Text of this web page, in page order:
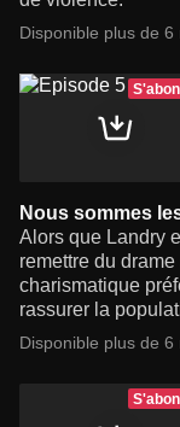
Disponible plus de 6
Nous sommes
Alors que Landry
remettre du
charismatique
rassurer la
Disponible plus de 6